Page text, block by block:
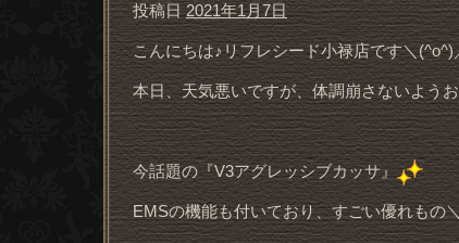
投稿日 2021年1月7日
こんにちは♪リフレシード小禄店です＼(^o^)
本日、天気悪いですが、体調崩さないよう
今話題の『V3アグレッシブカッサ』
EMSの機能も付いており、すごい優れもの